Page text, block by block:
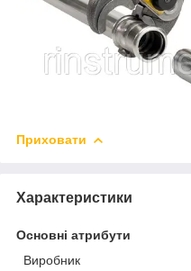
Приховати
Характеристики
Основні атрибути
Виробник